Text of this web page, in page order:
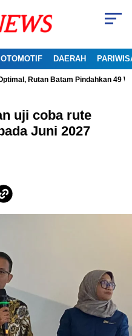
OTOMOTIF DAERAH
Rutan Batam Pindahkan 49
uji coba rute
Juni 2027